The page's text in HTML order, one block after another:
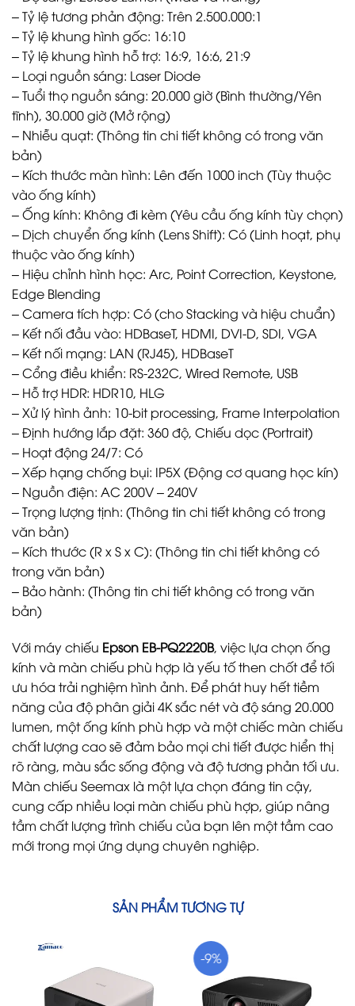
– Tỷ lệ tương phản động: Trên 2.500.000:1
– Tỷ lệ khung hình gốc: 16:10
– Tỷ lệ khung hình hỗ trợ: 16:9, 16:6, 21:9
– Loại nguồn sáng: Laser Diode
– Tuổi thọ nguồn sáng: 20.000 giờ (Bình thường/Yên
tĩnh), 30.000 giờ (Mở rộng)
– Nhiễu quạt: (Thông tin chi tiết không có trong văn
bản)
– Kích thước màn hình: Lên đến 1000 inch (Tùy thuộc
vào ống kính)
– Ống kính: Không đi kèm (Yêu cầu ống kính tùy chọn)
– Dịch chuyển ống kính (Lens Shift): Có (Linh hoạt, phụ
thuộc vào ống kính)
– Hiệu chỉnh hình học: Arc, Point Correction, Keystone,
Edge Blending
– Camera tích hợp: Có (cho Stacking và hiệu chuẩn)
– Kết nối đầu vào: HDBaseT, HDMI, DVI-D, SDI, VGA
– Kết nối mạng: LAN (RJ45), HDBaseT
– Cổng điều khiển: RS-232C, Wired Remote, USB
– Hỗ trợ HDR: HDR10, HLG
– Xử lý hình ảnh: 10-bit processing, Frame Interpolation
– Định hướng lắp đặt: 360 độ, Chiếu dọc (Portrait)
– Hoạt động 24/7: Có
– Xếp hạng chống bụi: IP5X (Động cơ quang học kín)
– Nguồn điện: AC 200V – 240V
– Trọng lượng tịnh: (Thông tin chi tiết không có trong
văn bản)
– Kích thước (R x S x C): (Thông tin chi tiết không có
trong văn bản)
– Bảo hành: (Thông tin chi tiết không có trong văn
bản)
Với máy chiếu Epson EB-PQ2220B, việc lựa chọn ống
kính và màn chiếu phù hợp là yếu tố then chốt để tối
ưu hóa trải nghiệm hình ảnh. Để phát huy hết tiềm
năng của độ phân giải 4K sắc nét và độ sáng 20.000
lumen, một ống kính phù hợp và một chiếc màn chiếu
chất lượng cao sẽ đảm bảo mọi chi tiết được hiển thị
rõ ràng, màu sắc sống động và độ tương phản tối ưu.
Màn chiếu Seemax là một lựa chọn đáng tin cậy,
cung cấp nhiều loại màn chiếu phù hợp, giúp nâng
tầm chất lượng trình chiếu của bạn lên một tầm cao
mới trong mọi ứng dụng chuyên nghiệp.
SẢN PHẨM TƯƠNG TỰ
-9%